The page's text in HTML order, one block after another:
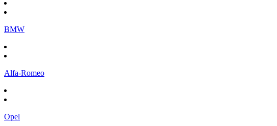
BMW
Alfa-Romeo
Opel